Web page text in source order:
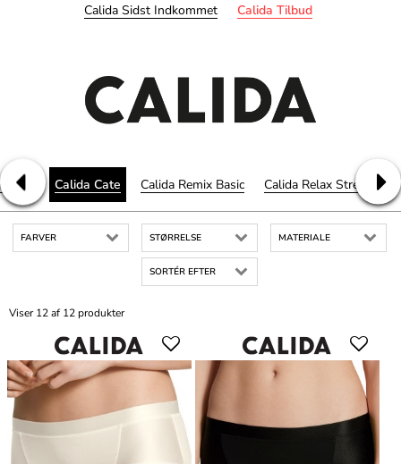
Calida Sidst Indkommet Calida Tilbud
Calida Cate Calida Remix Basic Calida Relax Streamline
FARVER STØRRELSE MATERIALE
SORTÉR EFTER
Viser 12 af 12 produkter